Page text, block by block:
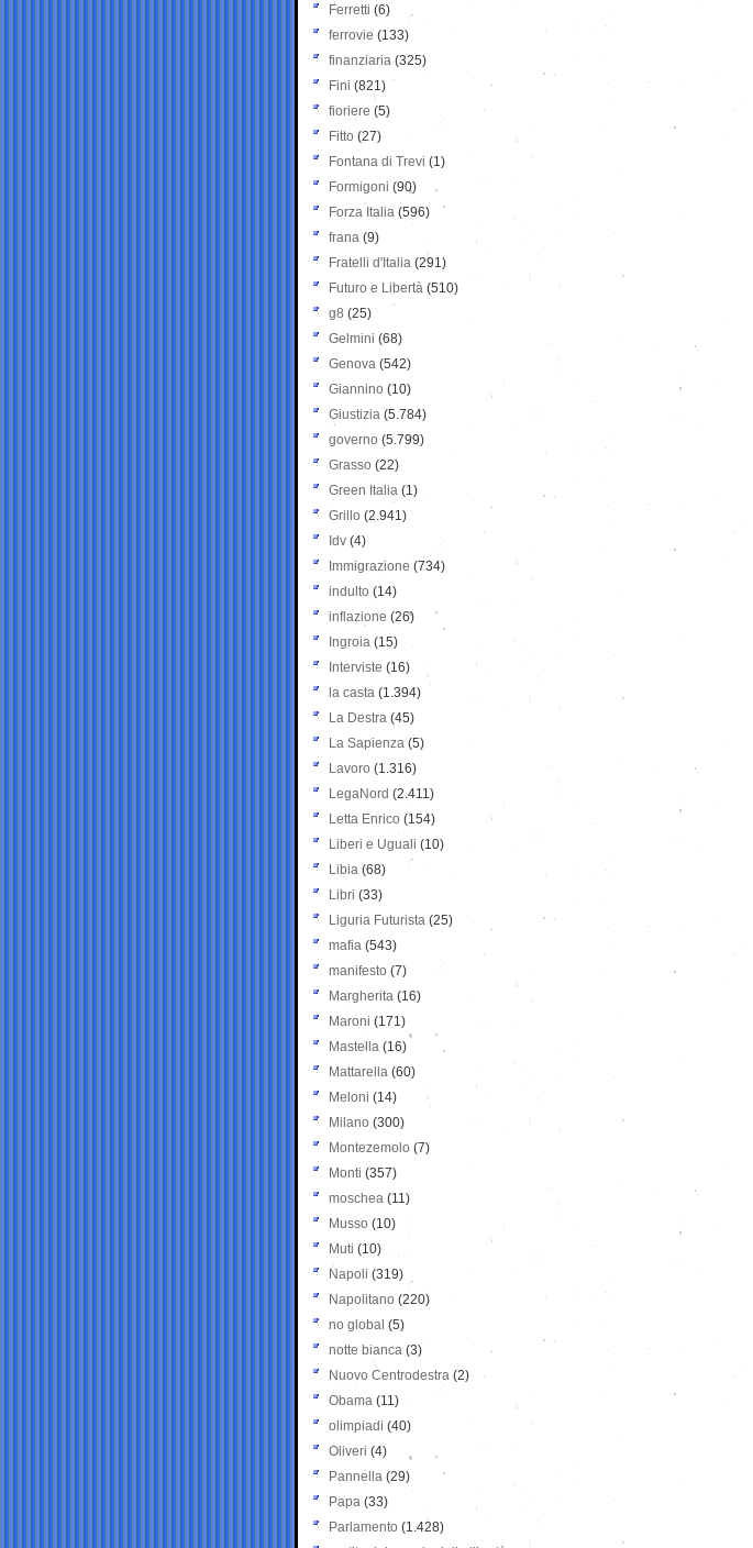
Ferretti (6)
ferrovie (133)
finanziaria (325)
Fini (821)
fioriere (5)
Fitto (27)
Fontana di Trevi (1)
Formigoni (90)
Forza Italia (596)
frana (9)
Fratelli d'Italia (291)
Futuro e Libertà (510)
g8 (25)
Gelmini (68)
Genova (542)
Giannino (10)
Giustizia (5.784)
governo (5.799)
Grasso (22)
Green Italia (1)
Grillo (2.941)
Idv (4)
Immigrazione (734)
indulto (14)
inflazione (26)
Ingroia (15)
Interviste (16)
la casta (1.394)
La Destra (45)
La Sapienza (5)
Lavoro (1.316)
LegaNord (2.411)
Letta Enrico (154)
Liberi e Uguali (10)
Libia (68)
Libri (33)
Liguria Futurista (25)
mafia (543)
manifesto (7)
Margherita (16)
Maroni (171)
Mastella (16)
Mattarella (60)
Meloni (14)
Milano (300)
Montezemolo (7)
Monti (357)
moschea (11)
Musso (10)
Muti (10)
Napoli (319)
Napolitano (220)
no global (5)
notte bianca (3)
Nuovo Centrodestra (2)
Obama (11)
olimpiadi (40)
Oliveri (4)
Pannella (29)
Papa (33)
Parlamento (1.428)